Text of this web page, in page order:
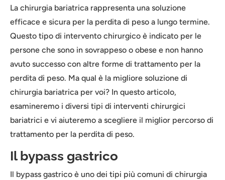
La chirurgia bariatrica rappresenta una soluzione
efficace e sicura per la perdita di peso a lungo termine.
Questo tipo di intervento chirurgico è indicato per le
persone che sono in sovrappeso o obese e non hanno
avuto successo con altre forme di trattamento per la
perdita di peso. Ma qual è la migliore soluzione di
chirurgia bariatrica per voi? In questo articolo,
esamineremo i diversi tipi di interventi chirurgici
bariatrici e vi aiuteremo a scegliere il miglior percorso di
trattamento per la perdita di peso.
Il bypass gastrico
Il bypass gastrico è uno dei tipi più comuni di chirurgia